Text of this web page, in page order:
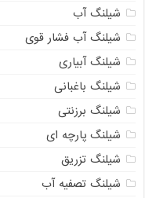
شیلنگ آب
شیلنگ آب فشار قوی
شیلنگ آبیاری
شیلنگ باغبانی
شیلنگ برزنتی
شیلنگ پارچه ای
شیلنگ تزریق
شیلنگ تصفیه آب